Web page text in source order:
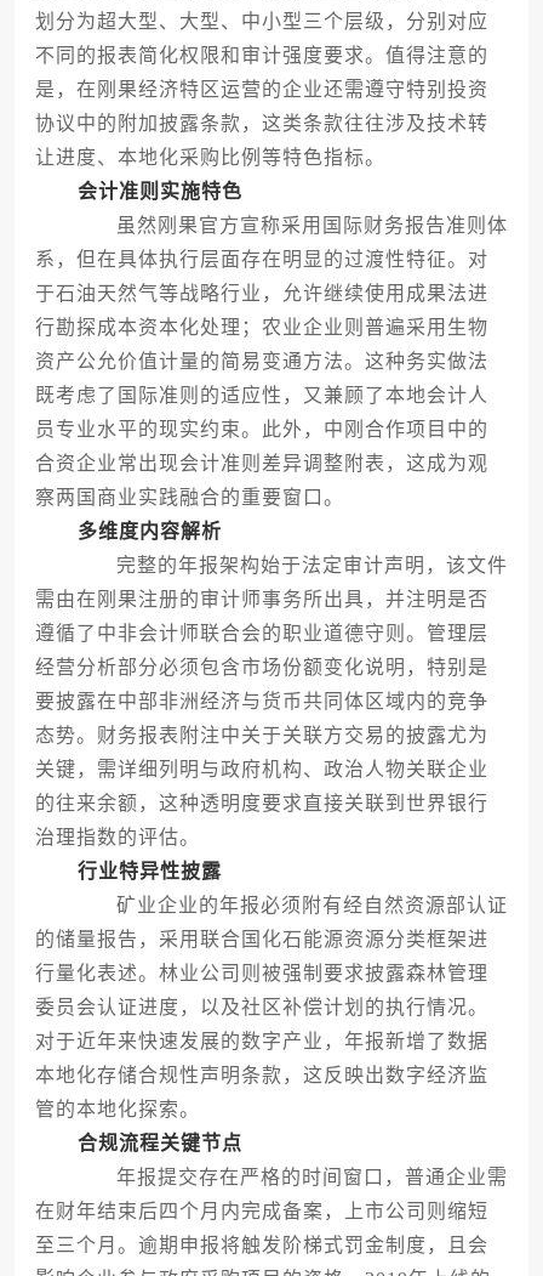
划分为超大型、大型、中小型三个层级，分别对应
不同的报表简化权限和审计强度要求。值得注意的
是，在刚果经济特区运营的企业还需遵守特别投资
协议中的附加披露条款，这类条款往往涉及技术转
让进度、本地化采购比例等特色指标。
会计准则实施特色
虽然刚果官方宣称采用国际财务报告准则体
系，但在具体执行层面存在明显的过渡性特征。对
于石油天然气等战略行业，允许继续使用成果法进
行勘探成本资本化处理；农业企业则普遍采用生物
资产公允价值计量的简易变通方法。这种务实做法
既考虑了国际准则的适应性，又兼顾了本地会计人
员专业水平的现实约束。此外，中刚合作项目中的
合资企业常出现会计准则差异调整附表，这成为观
察两国商业实践融合的重要窗口。
多维度内容解析
完整的年报架构始于法定审计声明，该文件
需由在刚果注册的审计师事务所出具，并注明是否
遵循了中非会计师联合会的职业道德守则。管理层
经营分析部分必须包含市场份额变化说明，特别是
要披露在中部非洲经济与货币共同体区域内的竞争
态势。财务报表附注中关于关联方交易的披露尤为
关键，需详细列明与政府机构、政治人物关联企业
的往来余额，这种透明度要求直接关联到世界银行
治理指数的评估。
行业特异性披露
矿业企业的年报必须附有经自然资源部认证
的储量报告，采用联合国化石能源资源分类框架进
行量化表述。林业公司则被强制要求披露森林管理
委员会认证进度，以及社区补偿计划的执行情况。
对于近年来快速发展的数字产业，年报新增了数据
本地化存储合规性声明条款，这反映出数字经济监
管的本地化探索。
合规流程关键节点
年报提交存在严格的时间窗口，普通企业需
在财年结束后四个月内完成备案，上市公司则缩短
至三个月。逾期申报将触发阶梯式罚金制度，且会